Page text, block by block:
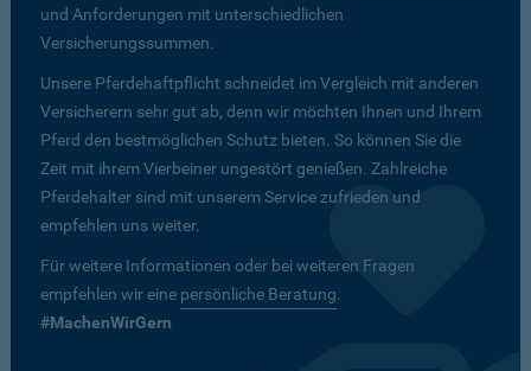
und Anforderungen mit unterschiedlichen
Versicherungssummen.
Unsere Pferdehaftpflicht schneidet im Vergleich mit anderen
Versicherern sehr gut ab, denn wir möchten Ihnen und Ihrem
Pferd den bestmöglichen Schutz bieten. So können Sie die
Zeit mit ihrem Vierbeiner ungestört genießen. Zahlreiche
Pferdehalter sind mit unserem Service zufrieden und
empfehlen uns weiter.
Für weitere Informationen oder bei weiteren Fragen
empfehlen wir eine persönliche Beratung.
#MachenWirGern